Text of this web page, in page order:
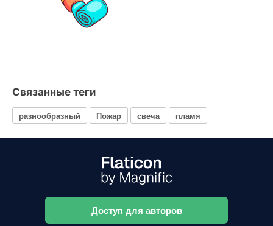
Связанные теги
разнообразный Пожар свеча пламя
Доступ для авторов